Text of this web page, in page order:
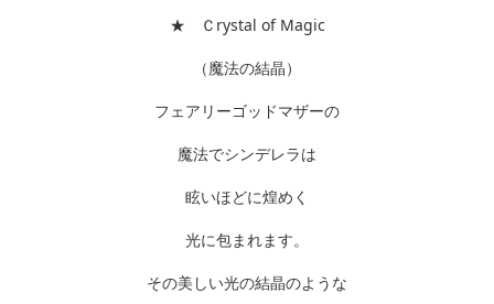
★ Ｃrystal of Magic
（魔法の結晶）
フェアリーゴッドマザーの
魔法でシンデレラは
眩いほどに煌めく
光に包まれます。
その美しい光の結晶のような